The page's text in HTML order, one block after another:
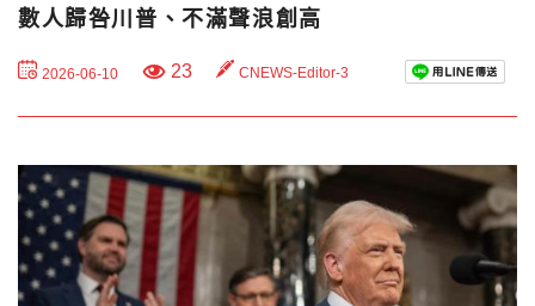
數人歸咎川普、不滿聲浪創高
2026-06-10 23 CNEWS-Editor-3